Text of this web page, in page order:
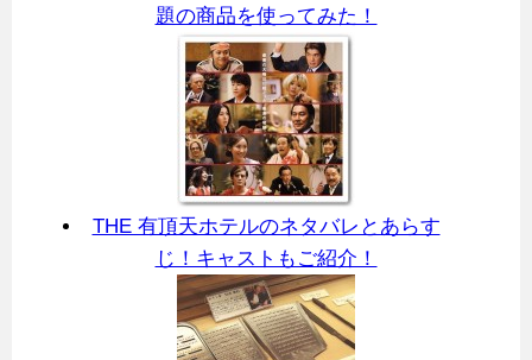
題の商品を使ってみた！
THE 有頂天ホテルのネタバレとあらす
じ！キャストもご紹介！